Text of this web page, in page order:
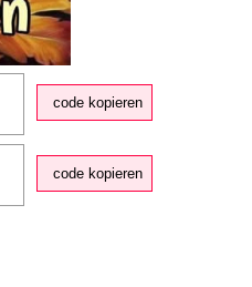
code kopieren
code kopieren